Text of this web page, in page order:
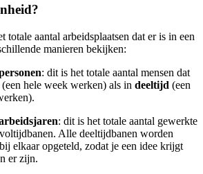
totale aantal arbeidsplaatsen dat er is in een
manieren bekijken:
: dit is het totale aantal mensen dat
(een hele week werken) als in deeltijd (een
: dit is het totale aantal gewerkte
Alle deeltijdbanen worden
elkaar opgeteld, zodat je een idee krijgt
er zijn.